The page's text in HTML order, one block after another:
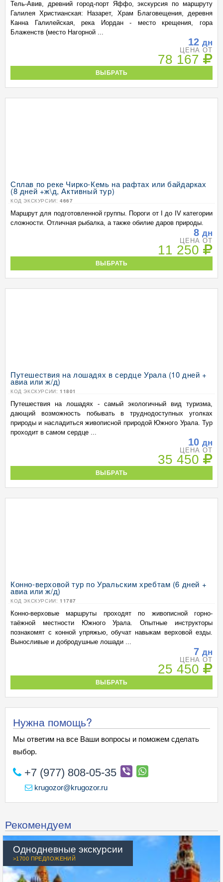
Тель-Авив, древний город-порт Яффо, экскурсия по маршруту
Галилея Христианская: Назарет, Храм Благовещения, деревня
Канна Галилейская, река Иордан - место крещения, гора
Блаженств (место Нагорной ...
12 дн
ЦЕНА ОТ
78 167
ВЫБРАТЬ
Сплав по реке Чирко-Кемь на рафтах или байдарках
(8 дней +ж\д, Активный тур)
КОД ЭКСКУРСИИ: 4667
Маршрут для подготовленной группы. Пороги от I до IV категории
сложности. Отличная рыбалка, а также обилие даров природы.
8 дн
ЦЕНА ОТ
11 250
ВЫБРАТЬ
Путешествия на лошадях в сердце Урала (10 дней +
авиа или ж/д)
КОД ЭКСКУРСИИ: 11801
Путешествия на лошадях - самый экологичный вид туризма,
дающий возможность побывать в труднодоступных уголках
природы и насладиться живописной природой Южного Урала. Тур
проходит в самом сердце ...
10 дн
ЦЕНА ОТ
35 450
ВЫБРАТЬ
Конно-верховой тур по Уральским хребтам (6 дней +
авиа или ж/д)
КОД ЭКСКУРСИИ: 11787
Конно-верховые маршруты проходят по живописной горно-
таёжной местности Южного Урала. Опытные инструкторы
познакомят с конной упряжью, обучат навыкам верховой езды.
Выносливые и добродушные лошади ...
7 дн
ЦЕНА ОТ
25 450
ВЫБРАТЬ
Нужна помощь?
Мы ответим на все Ваши вопросы и поможем сделать
выбор.
+7 (977) 808-05-35
krugozor@krugozor.ru
Рекомендуем
Однодневные экскурсии
>1700 ПРЕДЛОЖЕНИЙ